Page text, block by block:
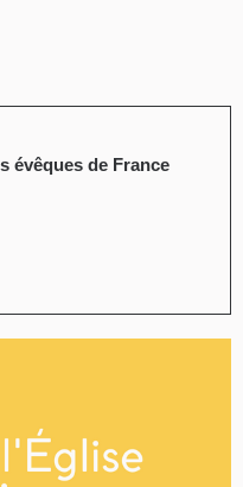
évêques de France